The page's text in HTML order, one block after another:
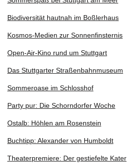
Biodiversität hautnah im Boßlerhaus
Kosmos-Medien zur Sonnenfinsternis
Open-Air-Kino rund um Stuttgart
Das Stuttgarter Straßenbahnmuseum
Sommeroase im Schlosshof
Party pur: Die Schorndorfer Woche
Ostalb: Höhlen am Rosenstein
Buchtipp: Alexander von Humboldt
Theaterpremiere: Der gestiefelte Kater